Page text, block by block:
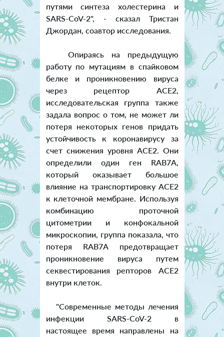
путями синтеза холестерина и
SARS-CoV-2", - сказал Тристан
Джордан, соавтор исследования.
Опираясь на предыдущую
работу по мутациям в спайковом
белке и проникновению вируса
через рецептор ACE2,
исследовательская группа также
задала вопрос о том, не может ли
потеря некоторых генов придать
устойчивость к коронавирусу за
счет снижения уровня ACE2. Они
определили один ген RAB7A,
который оказывает большое
влияние на транспортировку АСЕ2
к клеточной мембране. Используя
комбинацию проточной
цитометрии и конфокальной
микроскопии, группа показала, что
потеря RAB7A предотвращает
проникновение вируса путем
секвестирования репторов ACE2
внутри клеток.
"Современные методы лечения
инфекции SARS-CoV-2 в
настоящее время направлены на